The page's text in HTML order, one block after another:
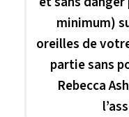
minimum)
oreilles de
partie sans
Rebecca